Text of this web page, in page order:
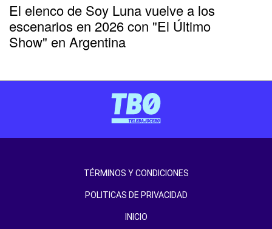
El elenco de Soy Luna vuelve a los
escenarios en 2026 con "El Último
Show" en Argentina
TÉRMINOS Y CONDICIONES
POLITICAS DE PRIVACIDAD
INICIO